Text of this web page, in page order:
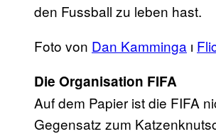
den Fussball zu leben hast.
Foto von Dan Kamminga ı
Die Organisation FIFA
Auf dem Papier ist die FIFA
Gegensatz zum